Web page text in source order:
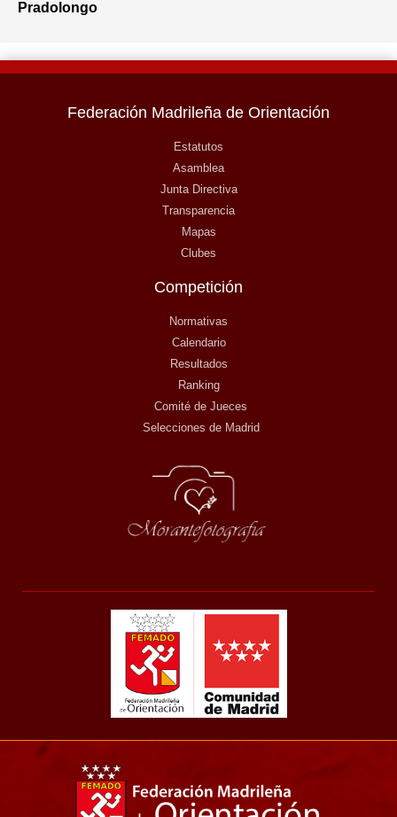
Pradolongo
Federación Madrileña de Orientación
Estatutos
Asamblea
Junta Directiva
Transparencia
Mapas
Clubes
Competición
Normativas
Calendario
Resultados
Ranking
Comité de Jueces
Selecciones de Madrid